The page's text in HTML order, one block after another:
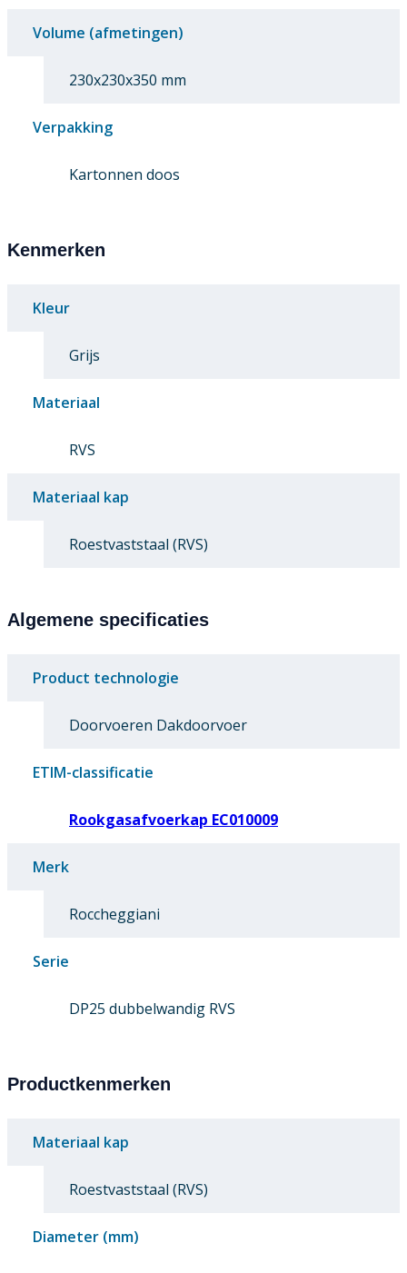
Volume (afmetingen)
230x230x350 mm
Verpakking
Kartonnen doos
Kenmerken
Kleur
Grijs
Materiaal
RVS
Materiaal kap
Roestvaststaal (RVS)
Algemene specificaties
Product technologie
Doorvoeren Dakdoorvoer
ETIM-classificatie
Rookgasafvoerkap EC010009
Merk
Roccheggiani
Serie
DP25 dubbelwandig RVS
Productkenmerken
Materiaal kap
Roestvaststaal (RVS)
Diameter (mm)